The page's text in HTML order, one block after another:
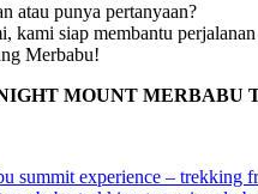
atau punya pertanyaan?
kami siap membantu
Merbabu!
MOUNT MERBABU
summit experience – trekking